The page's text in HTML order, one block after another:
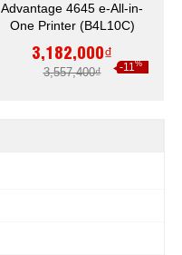
Advantage 4645 e-All-in-
One Printer (B4L10C)
3,182,000₫
3,557,400₫ -11 %